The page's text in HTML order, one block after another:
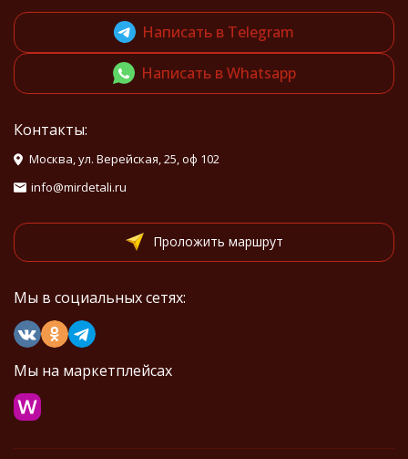
Написать в Telegram
Написать в Whatsapp
Контакты:
Москва, ул. Верейская, 25, оф 102
info@mirdetali.ru
Проложить маршрут
Мы в социальных сетях:
Мы на маркетплейсах